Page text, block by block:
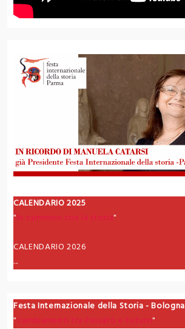
CALENDARIO 2025
"In cammino con la storia"
CALENDARIO 2026
...
Festa Internazionale della Storia - Bologna
"Cambiamenti tra Passato e Futuro"